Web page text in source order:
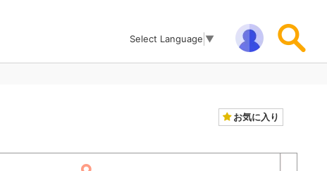
Select Language ▼
お気に入り